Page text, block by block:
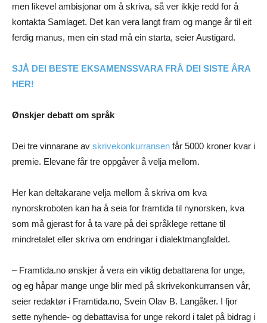
men likevel ambisjonar om å skriva, så ver ikkje redd for å
kontakta Samlaget. Det kan vera langt fram og mange år til eit
ferdig manus, men ein stad må ein starta, seier Austigard.
SJÅ DEI BESTE EKSAMENSSVARA FRÅ DEI SISTE ÅRA
HER!
Ønskjer debatt om språk
Dei tre vinnarane av skrivekonkurransen får 5000 kroner kvar i
premie. Elevane får tre oppgåver å velja mellom.
Her kan deltakarane velja mellom å skriva om kva
nynorskroboten kan ha å seia for framtida til nynorsken, kva
som må gjerast for å ta vare på dei språklege rettane til
mindretalet eller skriva om endringar i dialektmangfaldet.
– Framtida.no ønskjer å vera ein viktig debattarena for unge,
og eg håpar mange unge blir med på skrivekonkurransen vår,
seier redaktør i Framtida.no, Svein Olav B. Langåker. I fjor
sette nyhende- og debattavisa for unge rekord i talet på bidrag i